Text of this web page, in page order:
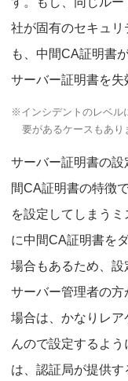
社が固有のセキュ
も、中間CA証明書
サーバー証明書を失
※インシデントのレベル
要があるケースもあり
サーバー証明書の
間CA証明書の特徴
を設定してしまう
に中間CA証明書を
場合もあるため、設
サーバー管理者の
場合は、かなりレ
んので設定するよ
は、認証局が提供